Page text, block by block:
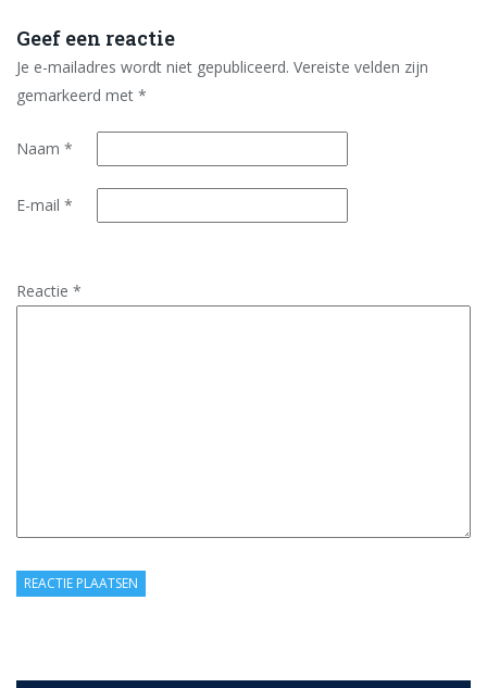
Geef een reactie
Je e-mailadres wordt niet gepubliceerd. Vereiste velden zijn
gemarkeerd met *
Naam *
E-mail *
Reactie *